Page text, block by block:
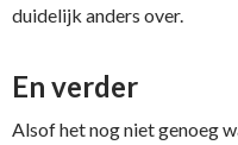
duidelijk anders over.
En verder
Alsof het nog niet genoeg